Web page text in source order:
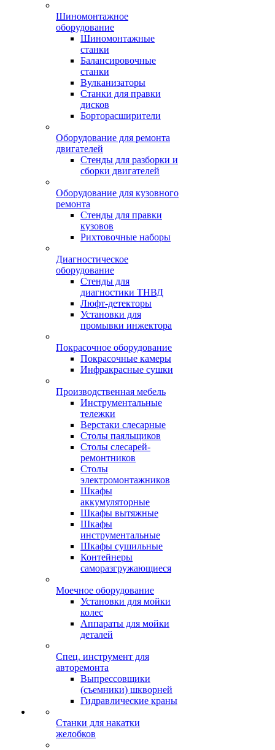
Шиномонтажное
оборудование
Шиномонтажные
станки
Балансировочные
станки
Вулканизаторы
Станки для правки
дисков
Борторасширители
Оборудование для ремонта
двигателей
Стенды для разборки и
сборки двигателей
Оборудование для кузовного
ремонта
Стенды для правки
кузовов
Рихтовочные наборы
Диагностическое
оборудование
Стенды для
диагностики ТНВД
Люфт-детекторы
Установки для
промывки инжектора
Покрасочное оборудование
Покрасочные камеры
Инфракрасные сушки
Производственная мебель
Инструментальные
тележки
Верстаки слесарные
Столы паяльщиков
Столы слесарей-
ремонтников
Столы
электромонтажников
Шкафы
аккумуляторные
Шкафы вытяжные
Шкафы
инструментальные
Шкафы сушильные
Контейнеры
саморазгружающиеся
Моечное оборудование
Установки для мойки
колес
Аппараты для мойки
деталей
Спец. инструмент для
авторемонта
Выпрессовщики
(съемники) шкворней
Гидравлические краны
Станки для накатки
желобков